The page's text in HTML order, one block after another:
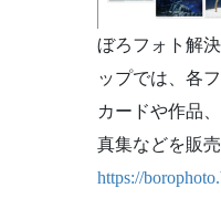
ぼろフォト解
ップでは、各
カードや作品
真集などを販
https://